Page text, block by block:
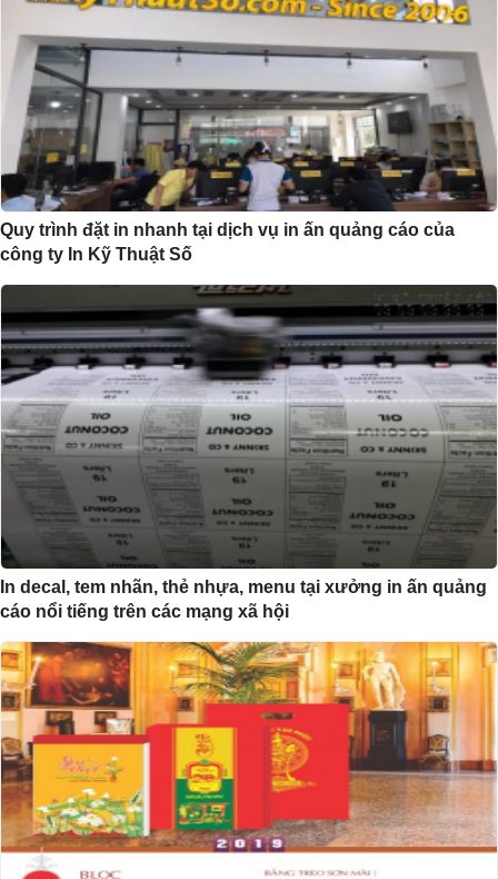
Quy trình đặt in nhanh tại dịch vụ in ấn quảng cáo của
công ty In Kỹ Thuật Số
In decal, tem nhãn, thẻ nhựa, menu tại xưởng in ấn quảng
cáo nổi tiếng trên các mạng xã hội